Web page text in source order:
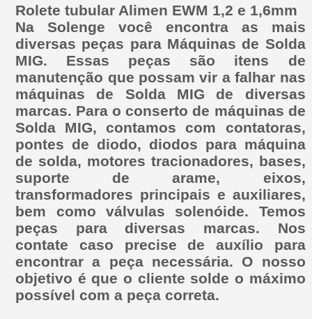
Rolete tubular Alimen EWM 1,2 e 1,6mm
Na Solenge você encontra as mais
diversas peças para Máquinas de Solda
MIG. Essas peças são itens de
manutenção que possam vir a falhar nas
máquinas de Solda MIG de diversas
marcas. Para o conserto de máquinas de
Solda MIG, contamos com contatoras,
pontes de diodo, diodos para máquina
de solda, motores tracionadores, bases,
suporte de arame, eixos,
transformadores principais e auxiliares,
bem como válvulas solenóide. Temos
peças para diversas marcas. Nos
contate caso precise de auxílio para
encontrar a peça necessária. O nosso
objetivo é que o cliente solde o máximo
possível com a peça correta.